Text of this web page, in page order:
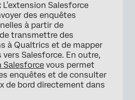
: L’extension Salesforce
des enquêtes
à partir de
transmettre des
à Qualtrics et de mapper
vers Salesforce. En outre,
Salesforce vous permet
enquêtes et de consulter
de bord directement dans